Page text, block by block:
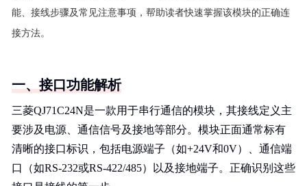
能、接线步骤及常见注意事项，帮助读者快速掌握该模块的正确连
接方法。
一、接口功能解析
三菱QJ71C24N是一款用于串行通信的模块，其接线定义主
要涉及电源、通信信号及接地等部分。模块正面通常标有
清晰的接口标识，包括电源端子（如+24V和0V）、通信端
口（如RS-232或RS-422/485）以及接地端子。正确识别这些